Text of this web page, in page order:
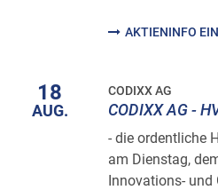
AKTIENINFO
18
AUG.
CODIXX AG
CODIXX AG -
- die ordentliche
am Dienstag,
Innovations- und